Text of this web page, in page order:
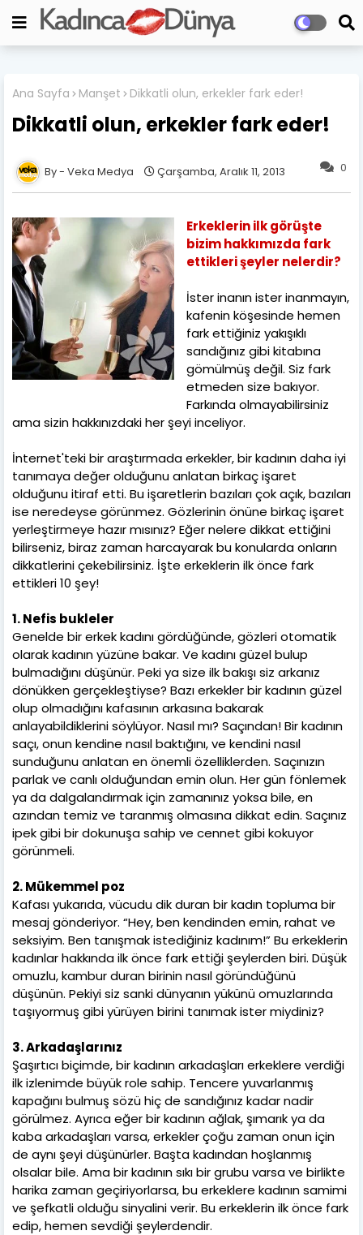
Ana Sayfa Manşet Dikkatli olun, erkekler fark eder!
Dikkatli olun, erkekler fark eder!
0
Veka Medya Çarşamba, Aralık 11, 2013
Erkeklerin ilk görüşte
bizim hakkımızda fark
ettikleri şeyler nelerdir?
İster inanın ister inanmayın,
kafenin köşesinde hemen
fark ettiğiniz yakışıklı
sandığınız gibi kitabına
gömülmüş değil. Siz fark
etmeden size bakıyor.
Farkında olmayabilirsiniz
ama sizin hakkınızdaki her şeyi inceliyor.
İnternet'teki bir araştırmada erkekler, bir kadının daha iyi
tanımaya değer olduğunu anlatan birkaç işaret
olduğunu itiraf etti. Bu işaretlerin bazıları çok açık, bazıları
ise neredeyse görünmez. Gözlerinin önüne birkaç işaret
yerleştirmeye hazır mısınız? Eğer nelere dikkat ettiğini
bilirseniz, biraz zaman harcayarak bu konularda onların
dikkatlerini çekebilirsiniz. İşte erkeklerin ilk önce fark
ettikleri 10 şey!
1. Nefis bukleler
Genelde bir erkek kadını gördüğünde, gözleri otomatik
olarak kadının yüzüne bakar. Ve kadını güzel bulup
bulmadığını düşünür. Peki ya size ilk bakışı siz arkanız
dönükken gerçekleştiyse? Bazı erkekler bir kadının güzel
olup olmadığını kafasının arkasına bakarak
anlayabildiklerini söylüyor. Nasıl mı? Saçından! Bir kadının
saçı, onun kendine nasıl baktığını, ve kendini nasıl
sunduğunu anlatan en önemli özelliklerden. Saçınızın
parlak ve canlı olduğundan emin olun. Her gün fönlemek
ya da dalgalandırmak için zamanınız yoksa bile, en
azından temiz ve taranmış olmasına dikkat edin. Saçınız
ipek gibi bir dokunuşa sahip ve cennet gibi kokuyor
görünmeli.
2. Mükemmel poz
Kafası yukarıda, vücudu dik duran bir kadın topluma bir
mesaj gönderiyor. “Hey, ben kendinden emin, rahat ve
seksiyim. Ben tanışmak istediğiniz kadınım!” Bu erkeklerin
kadınlar hakkında ilk önce fark ettiği şeylerden biri. Düşük
omuzlu, kambur duran birinin nasıl göründüğünü
düşünün. Pekiyi siz sanki dünyanın yükünü omuzlarında
taşıyormuş gibi yürüyen birini tanımak ister miydiniz?
3. Arkadaşlarınız
Şaşırtıcı biçimde, bir kadının arkadaşları erkeklere verdiği
ilk izlenimde büyük role sahip. Tencere yuvarlanmış
kapağını bulmuş sözü hiç de sandığınız kadar nadir
görülmez. Ayrıca eğer bir kadının ağlak, şımarık ya da
kaba arkadaşları varsa, erkekler çoğu zaman onun için
de aynı şeyi düşünürler. Başta kadından hoşlanmış
olsalar bile. Ama bir kadının sıkı bir grubu varsa ve birlikte
harika zaman geçiriyorlarsa, bu erkeklere kadının samimi
ve şefkatli olduğu sinyalini verir. Bu erkeklerin ilk önce fark
edip, hemen sevdiği şeylerdendir.